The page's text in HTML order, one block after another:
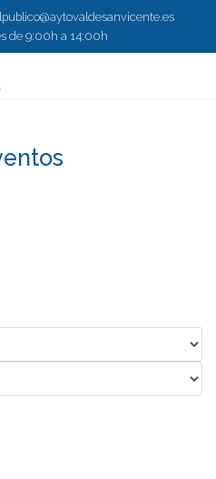
de 9:00h a 14:00h